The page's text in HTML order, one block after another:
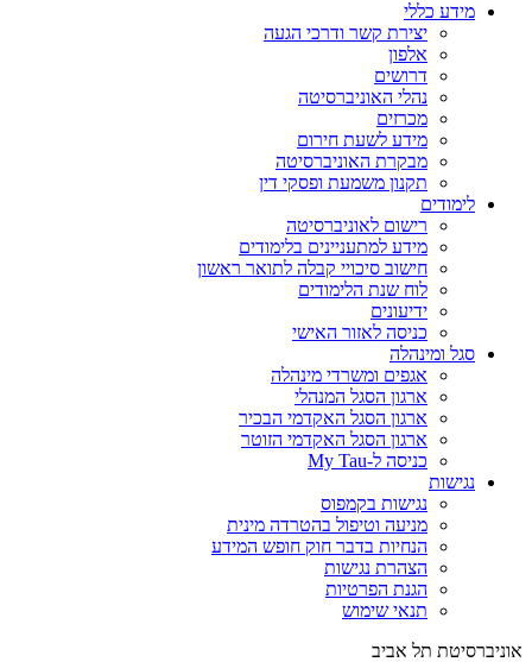
מידע כללי
יצירת קשר ודרכי הגעה
אלפון
דרושים
נהלי האוניברסיטה
מכרזים
מידע לשעת חירום
מבקרת האוניברסיטה
תקנון משמעת ופסקי דין
לימודים
רישום לאוניברסיטה
מידע למתעניינים בלימודים
חישוב סיכויי קבלה לתואר ראשון
לוח שנת הלימודים
ידיעונים
כניסה לאזור האישי
סגל ומינהלה
אגפים ומשרדי מינהלה
ארגון הסגל המנהלי
ארגון הסגל האקדמי הבכיר
ארגון הסגל האקדמי הזוטר
כניסה ל-My Tau
נגישות
נגישות בקמפוס
מניעה וטיפול בהטרדה מינית
הנחיות בדבר חוק חופש המידע
הצהרת נגישות
הגנת הפרטיות
תנאי שימוש
אוניברסיטת תל אביב